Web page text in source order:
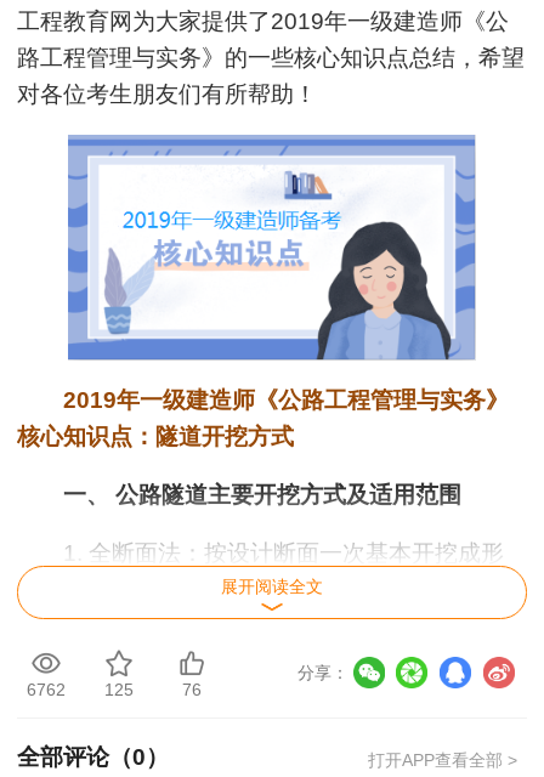
工程教育网为大家提供了2019年一级建造师《公
路工程管理与实务》的一些核心知识点总结，希望
对各位考生朋友们有所帮助！
2019年一级建造师《公路工程管理与实务》
核心知识点：隧道开挖方式
一、 公路隧道主要开挖方式及适用范围
1. 全断面法：按设计断面一次基本开挖成形
的施工方法。全断面法适用用于Ⅰ～Ⅲ级围岩的中小
跨度隧道，Ⅳ级围岩中跨度隧道和Ⅲ级围岩大跨度
隧道在采用了有效的预加固措施后，也可采用全断
面法开挖。
2. 台阶法：先开挖上半断面，待开挖至一定
展开阅读全文
6762 125 76
分享：
全部评论（0） 打开APP查看全部 >